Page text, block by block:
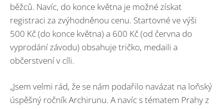
běžců. Navíc, do konce května je možné získat
registraci za zvýhodněnou cenu. Startovné ve výši
500 Kč (do konce května) a 600 Kč (od června do
vyprodání závodu) obsahuje tričko, medaili a
občerstvení v cíli.
„Jsem velmi rád, že se nám podařilo navázat na loňský
úspěšný ročník Archirunu. A navíc s tématem Prahy z